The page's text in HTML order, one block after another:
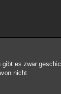
es zwar
nicht